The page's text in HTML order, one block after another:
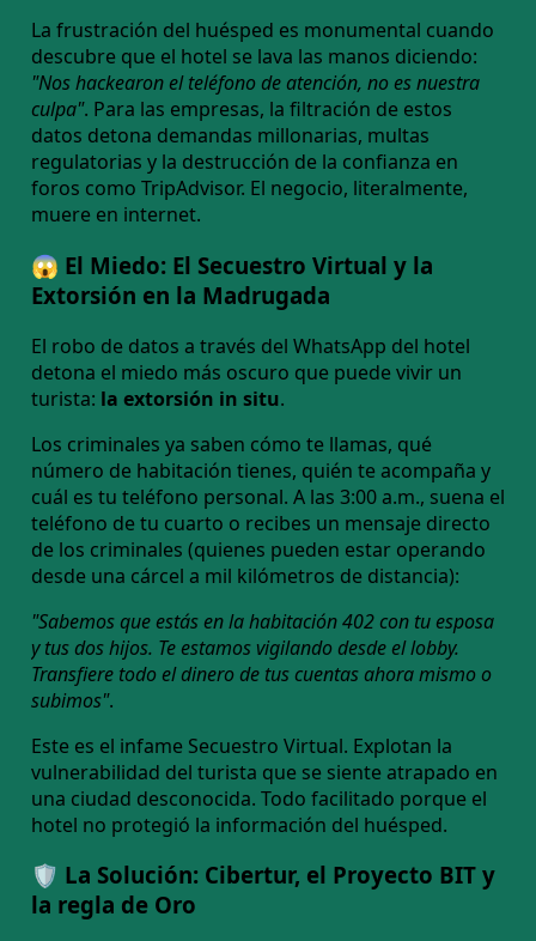
La frustración del huésped es monumental cuando
descubre que el hotel se lava las manos diciendo:
"Nos hackearon el teléfono de atención, no es nuestra
culpa". Para las empresas, la filtración de estos
datos detona demandas millonarias, multas
regulatorias y la destrucción de la confianza en
foros como TripAdvisor. El negocio, literalmente,
muere en internet.
😱 El Miedo: El Secuestro Virtual y la
Extorsión en la Madrugada
El robo de datos a través del WhatsApp del hotel
detona el miedo más oscuro que puede vivir un
turista: la extorsión in situ.
Los criminales ya saben cómo te llamas, qué
número de habitación tienes, quién te acompaña y
cuál es tu teléfono personal. A las 3:00 a.m., suena el
teléfono de tu cuarto o recibes un mensaje directo
de los criminales (quienes pueden estar operando
desde una cárcel a mil kilómetros de distancia):
"Sabemos que estás en la habitación 402 con tu esposa
y tus dos hijos. Te estamos vigilando desde el lobby.
Transfiere todo el dinero de tus cuentas ahora mismo o
subimos".
Este es el infame Secuestro Virtual. Explotan la
vulnerabilidad del turista que se siente atrapado en
una ciudad desconocida. Todo facilitado porque el
hotel no protegió la información del huésped.
🛡️ La Solución: Cibertur, el Proyecto BIT y
la regla de Oro